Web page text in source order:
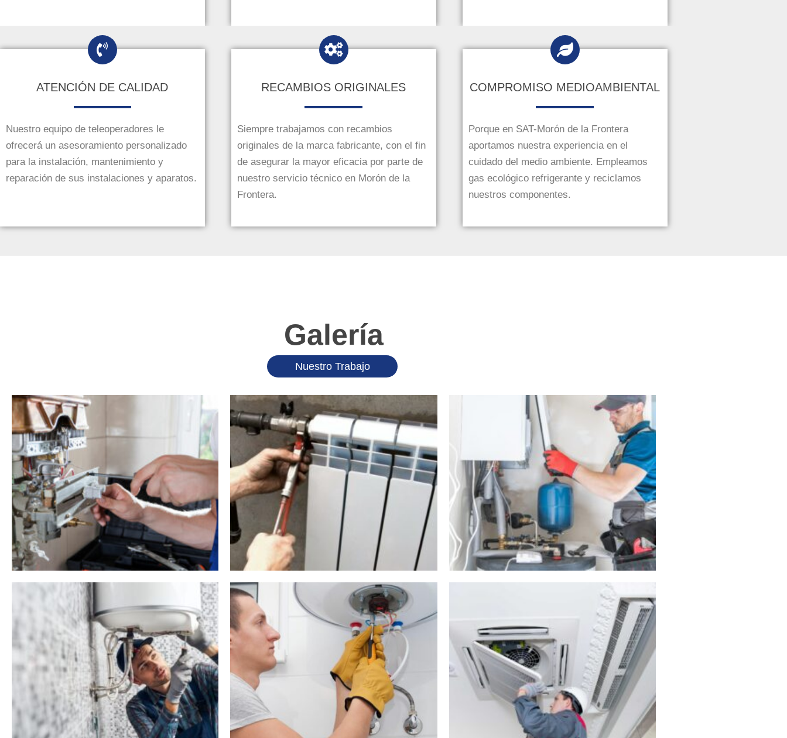
ATENCIÓN DE CALIDAD
Nuestro equipo de teleoperadores le
ofrecerá un asesoramiento personalizado
para la instalación, mantenimiento y
reparación de sus instalaciones y aparatos.
RECAMBIOS ORIGINALES
Siempre trabajamos con recambios
originales de la marca fabricante, con el fin
de asegurar la mayor eficacia por parte de
nuestro servicio técnico en Morón de la
Frontera.
COMPROMISO MEDIOAMBIENTAL
Porque en SAT-Morón de la Frontera
aportamos nuestra experiencia en el
cuidado del medio ambiente. Empleamos
gas ecológico refrigerante y reciclamos
nuestros componentes.
Galería
Nuestro Trabajo